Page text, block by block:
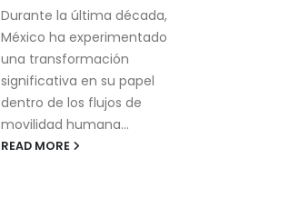
Durante la última década,
México ha experimentado
una transformación
significativa en su papel
dentro de los flujos de
movilidad humana...
READ MORE